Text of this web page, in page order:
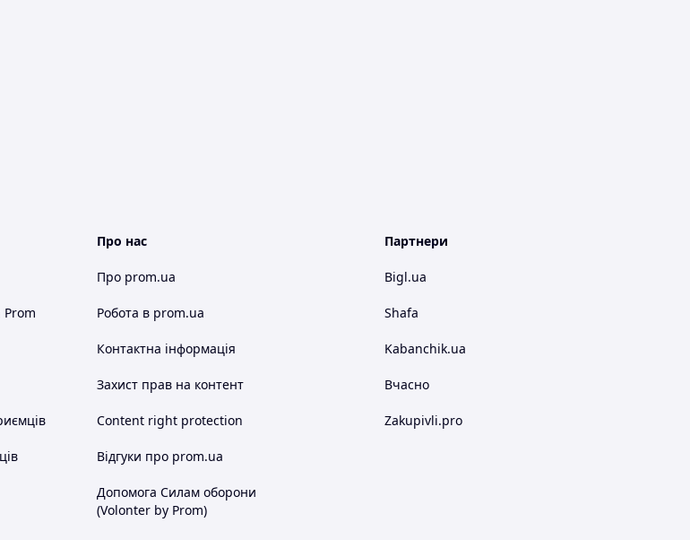
Prom
Про нас
Про prom.ua
Робота в prom.ua
Контактна інформація
Захист прав на контент
Content right protection
Відгуки про prom.ua
Допомога Силам оборони
(Volonter by Prom)
Партнери
Bigl.ua
Shafa
Kabanchik.ua
Вчасно
Zakupivli.pro